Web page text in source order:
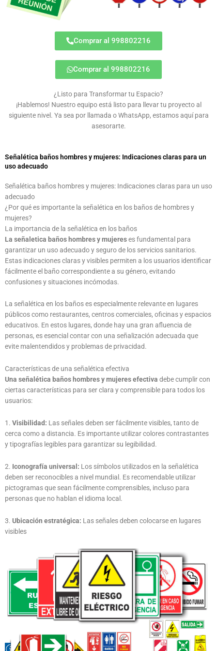
Comprar al 998802216
Comprar al 998802216
¿Listo para Transformar tu Espacio?
¡Hablemos! Nuestro equipo está listo para llevar tu proyecto al
siguiente nivel. Ya sea por llamada o WhatsApp, estamos aquí para
asesorarte.
Señalética baños hombres y mujeres: Indicaciones claras para un
uso adecuado
Señalética baños hombres y mujeres: Indicaciones claras para un uso
adecuado
¿Por qué es importante la señalética en los baños de hombres y
mujeres?
La importancia de la señalética en los baños
La señaletica baños hombres y mujereses fundamental para
garantizar un uso adecuado y seguro de los servicios sanitarios.
Estas indicaciones claras y visibles permiten a los usuarios identificar
fácilmente el baño correspondiente a su género, evitando
confusiones y situaciones incómodas.
La señalética en los baños es especialmente relevante en lugares
públicos como restaurantes, centros comerciales, oficinas y espacios
educativos. En estos lugares, donde hay una gran afluencia de
personas, es esencial contar con una señalización adecuada que
evite malentendidos y problemas de privacidad.
Características de una señalética efectiva
Una señalética baños hombres y mujeres efectiva debe cumplir con
ciertas características para ser clara y comprensible para todos los
usuarios:
1. Visibilidad: Las señales deben ser fácilmente visibles, tanto de
cerca como a distancia. Es importante utilizar colores contrastantes
y tipografías legibles para garantizar su legibilidad.
2. Iconografía universal: Los símbolos utilizados en la señalética
deben ser reconocibles a nivel mundial. Es recomendable utilizar
pictogramas que sean fácilmente comprensibles, incluso para
personas que no hablan el idioma local.
3. Ubicación estratégica: Las señales deben colocarse en lugares
visibles